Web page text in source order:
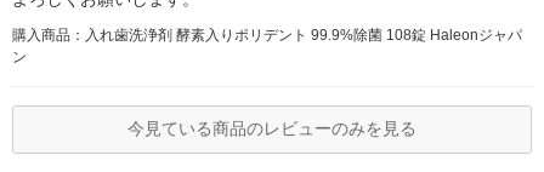
購入商品：入れ歯洗浄剤 酵素入りポリデント 99.9%除菌 108錠 Haleonジャパ
ン
今見ている商品のレビューのみを見る